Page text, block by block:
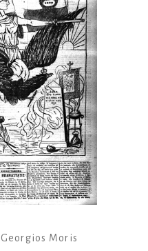
Georgios Moris